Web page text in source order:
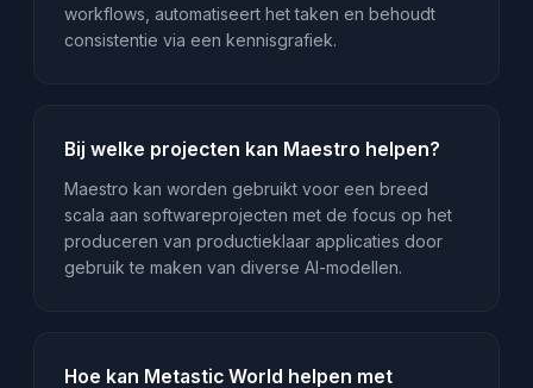
workflows, automatiseert het taken en behoudt
consistentie via een kennisgrafiek.
Bij welke projecten kan Maestro helpen?
Maestro kan worden gebruikt voor een breed
scala aan softwareprojecten met de focus op het
produceren van productieklaar applicaties door
gebruik te maken van diverse AI-modellen.
Hoe kan Metastic World helpen met